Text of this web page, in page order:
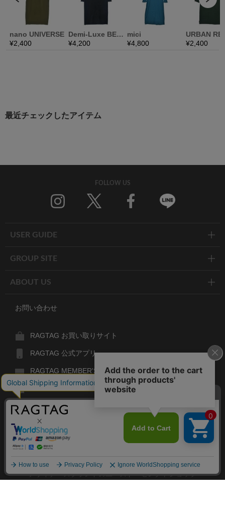
最近チェックしたアイテム
FOLLOW US
USER GUIDE
GROUP SITE
ABOUT US
お問い合わせ
RAGTAG お買い取りサイト
RAGTAG 公式アプリ
RAGTAG MEMBER'S CARD
RAGTAG MAGAZINE
RAGTAG Global
RAGTAG
デザイナーズブランドのユーズド・セレクトショップ